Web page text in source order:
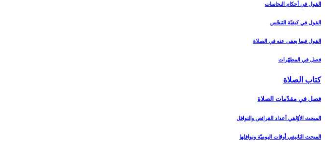
القول في أحكام النجاسات‏
القول في كيفيّة التنجّس‏
القول فيما يعفى عنه في الصلاة
فصل في المطهّرات‏
كتاب الصلاة
فصل في مقدّمات الصلاة
المبحث الأوّل‏في أعداد الفرائض والنوافل‏
المبحث الثاني‏في أوقات اليوميّة ونوافلها